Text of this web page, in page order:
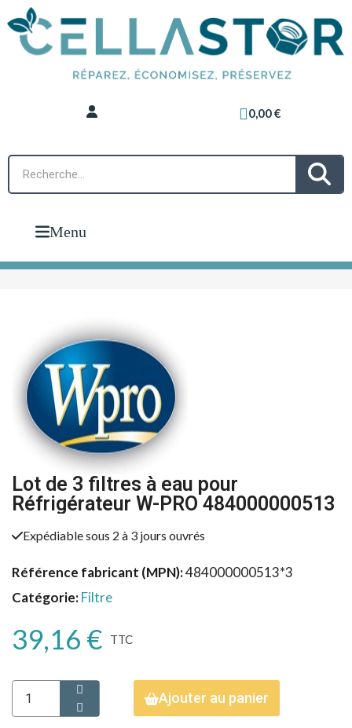
0,00 €
Menu
Lot de 3 filtres à eau pour
Réfrigérateur W-PRO 484000000513
Expédiable sous 2 à 3 jours ouvrés
Référence fabricant (MPN) 484000000513*3
Catégorie Filtre
39,16 € TTC
Ajouter au panier